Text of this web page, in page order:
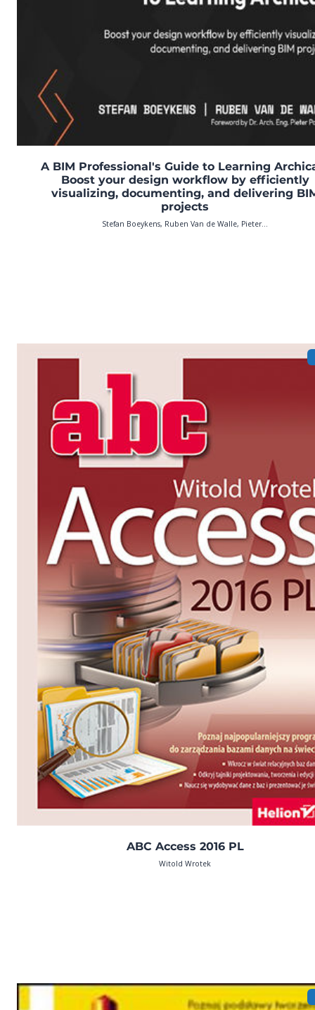
A BIM Professional's Guide to Learning
Boost your design workflow by efficiently
visualizing, documenting, and delivering
projects
Stefan Boeykens, Ruben Van de Walle, Pieter...
ABC Access 2016 PL
Witold Wrotek